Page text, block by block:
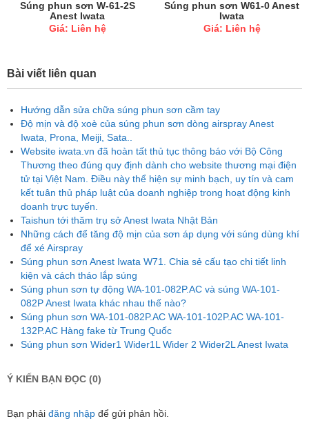
Súng phun sơn W-61-2S
Anest Iwata
Giá: Liên hệ
Súng phun sơn W61-0 Anest
Iwata
Giá: Liên hệ
Bài viết liên quan
Hướng dẫn sửa chữa súng phun sơn cầm tay
Độ mịn và độ xoè của súng phun sơn dòng airspray Anest
Iwata, Prona, Meiji, Sata..
Website iwata.vn đã hoàn tất thủ tục thông báo với Bộ Công
Thương theo đúng quy định dành cho website thương mại điện
tử tại Việt Nam. Điều này thể hiện sự minh bạch, uy tín và cam
kết tuân thủ pháp luật của doanh nghiệp trong hoạt động kinh
doanh trực tuyến.
Taishun tới thăm trụ sở Anest Iwata Nhật Bản
Những cách để tăng độ mịn của sơn áp dụng với súng dùng khí
để xé Airspray
Súng phun sơn Anest Iwata W71. Chia sẻ cấu tạo chi tiết linh
kiện và cách tháo lắp súng
Súng phun sơn tự động WA-101-082P.AC và súng WA-101-
082P Anest Iwata khác nhau thế nào?
Súng phun sơn WA-101-082P.AC WA-101-102P.AC WA-101-
132P.AC Hàng fake từ Trung Quốc
Súng phun sơn Wider1 Wider1L Wider 2 Wider2L Anest Iwata
Ý KIẾN BẠN ĐỌC (0)
Bạn phải đăng nhập để gửi phản hồi.